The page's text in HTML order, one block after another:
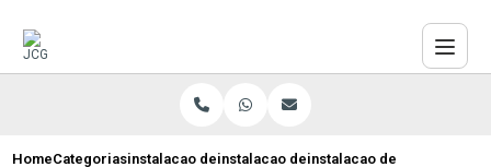
HomeCategoriasinstalacao de pisos laminados
instalacao de piso laminado abc
instalacao de piso